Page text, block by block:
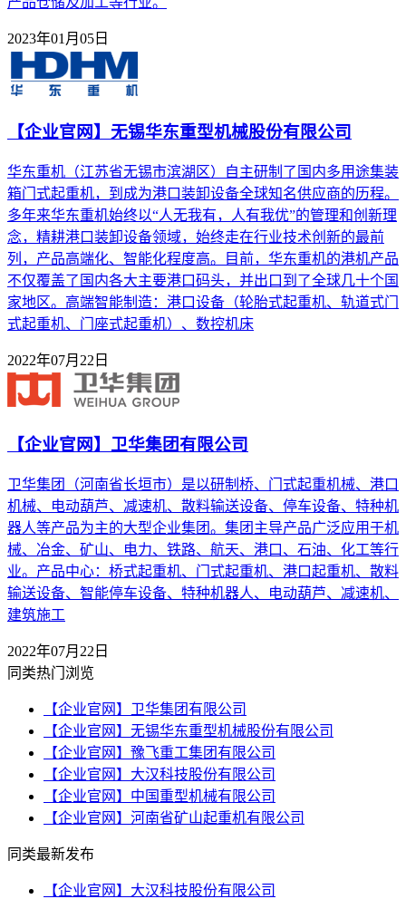
2023年01月05日
【企业官网】无锡华东重型机械股份有限公司
华东重机（江苏省无锡市滨湖区）自主研制了国内多用途集装
箱门式起重机，到成为港口装卸设备全球知名供应商的历程。
多年来华东重机始终以“人无我有，人有我优”的管理和创新理
念，精耕港口装卸设备领域，始终走在行业技术创新的最前
列，产品高端化、智能化程度高。目前，华东重机的港机产品
不仅覆盖了国内各大主要港口码头，并出口到了全球几十个国
家地区。高端智能制造：港口设备（轮胎式起重机、轨道式门
式起重机、门座式起重机）、数控机床
2022年07月22日
【企业官网】卫华集团有限公司
卫华集团（河南省长垣市）是以研制桥、门式起重机械、港口
机械、电动葫芦、减速机、散料输送设备、停车设备、特种机
器人等产品为主的大型企业集团。集团主导产品广泛应用于机
械、冶金、矿山、电力、铁路、航天、港口、石油、化工等行
业。产品中心：桥式起重机、门式起重机、港口起重机、散料
输送设备、智能停车设备、特种机器人、电动葫芦、减速机、
建筑施工
2022年07月22日
同类热门浏览
【企业官网】卫华集团有限公司
【企业官网】无锡华东重型机械股份有限公司
【企业官网】豫飞重工集团有限公司
【企业官网】大汉科技股份有限公司
【企业官网】中国重型机械有限公司
【企业官网】河南省矿山起重机有限公司
同类最新发布
【企业官网】大汉科技股份有限公司